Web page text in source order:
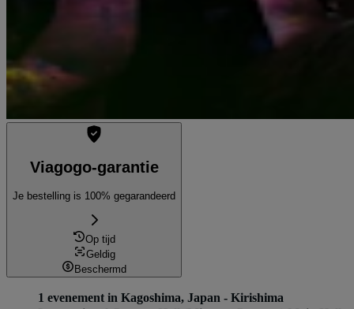
Viagogo-garantie
Je bestelling is 100% gegarandeerd
Op tijd
Geldig
Beschermd
1 evenement in Kagoshima, Japan - Kirishima